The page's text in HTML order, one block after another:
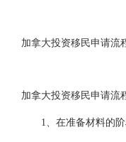
加拿大投资移民申请流
加拿大投资移民申请流
1、在准备材料的阶